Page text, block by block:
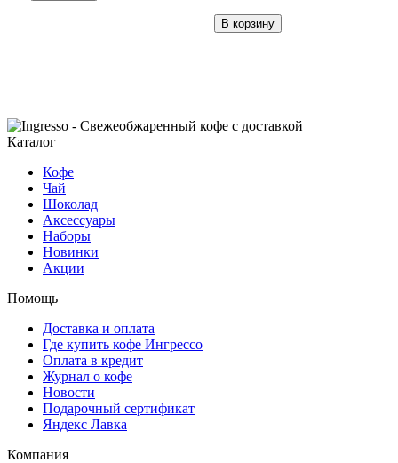
В корзину
Каталог
Кофе
Чай
Шоколад
Аксессуары
Наборы
Новинки
Акции
Помощь
Доставка и оплата
Где купить кофе Ингрессо
Оплата в кредит
Журнал о кофе
Новости
Подарочный сертификат
Яндекс Лавка
Компания